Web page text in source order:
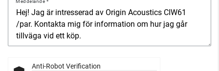
Meddelande
Anti-Robot Verification